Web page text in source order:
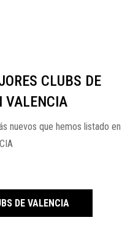
CLUBS DE
VALENCIA
nuevos que hemos listado en
DE VALENCIA